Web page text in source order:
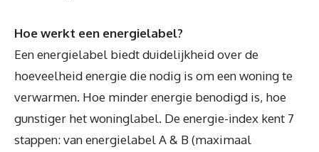
Hoe werkt een energielabel?
Een energielabel biedt duidelijkheid over de
hoeveelheid energie die nodig is om een woning te
verwarmen. Hoe minder energie benodigd is, hoe
gunstiger het woninglabel. De energie-index kent 7
stappen: van energielabel A & B (maximaal